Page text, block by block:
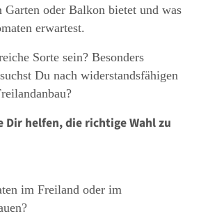
Garten oder Balkon bietet und was
erwartest.
Sorte sein? Besonders
Du nach widerstandsfähigen
Dir helfen, die richtige Wahl zu
im Freiland oder im